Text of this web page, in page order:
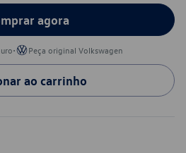
agora
• Peça original Volkswagen
ao carrinho